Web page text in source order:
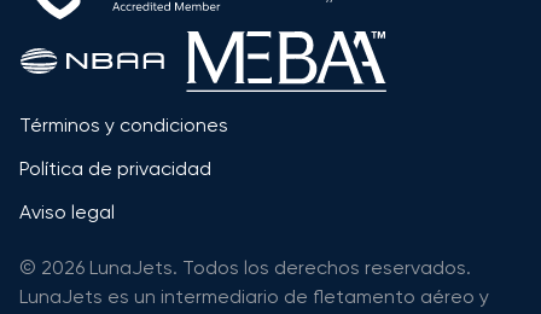
Términos y condiciones
Política de privacidad
Aviso legal
© 2026 LunaJets. Todos los derechos reservados.
LunaJets es un intermediario de fletamento aéreo y